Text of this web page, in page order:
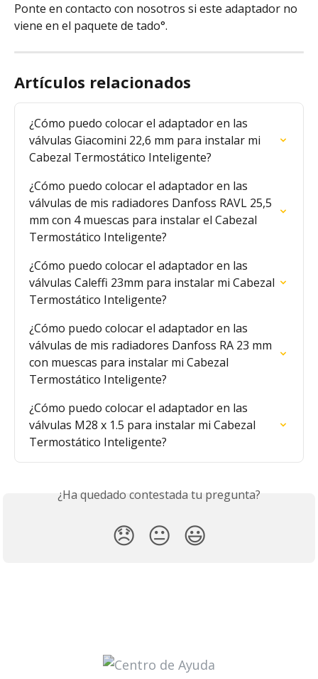
Ponte en contacto con nosotros si este adaptador no
viene en el paquete de tado°.
Artículos relacionados
¿Cómo puedo colocar el adaptador en las
válvulas Giacomini 22,6 mm para instalar mi
Cabezal Termostático Inteligente?
¿Cómo puedo colocar el adaptador en las
válvulas de mis radiadores Danfoss RAVL 25,5
mm con 4 muescas para instalar el Cabezal
Termostático Inteligente?
¿Cómo puedo colocar el adaptador en las
válvulas Caleffi 23mm para instalar mi Cabezal
Termostático Inteligente?
¿Cómo puedo colocar el adaptador en las
válvulas de mis radiadores Danfoss RA 23 mm
con muescas para instalar mi Cabezal
Termostático Inteligente?
¿Cómo puedo colocar el adaptador en las
válvulas M28 x 1.5 para instalar mi Cabezal
Termostático Inteligente?
¿Ha quedado contestada tu pregunta?
😞 😐 😃